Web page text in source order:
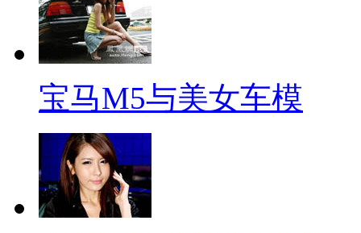
宝马M5与美女车模